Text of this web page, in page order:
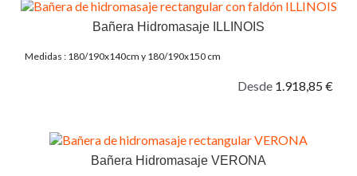
Bañera Hidromasaje ILLINOIS
Medidas : 180/190x140cm y 180/190x150 cm
Desde 1.918,85 €
Bañera Hidromasaje VERONA